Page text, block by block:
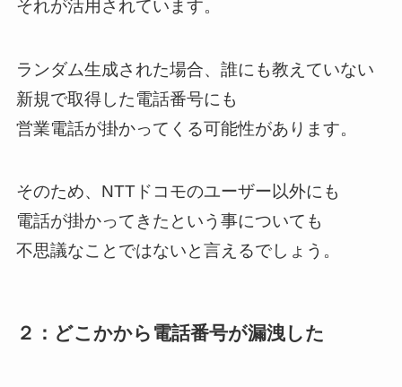
それが活用されています。
ランダム生成された場合、誰にも教えていない
新規で取得した電話番号にも
営業電話が掛かってくる可能性があります。
そのため、NTTドコモのユーザー以外にも
電話が掛かってきたという事についても
不思議なことではないと言えるでしょう。
２：どこかから電話番号が漏洩した